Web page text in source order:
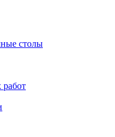
столы
работ